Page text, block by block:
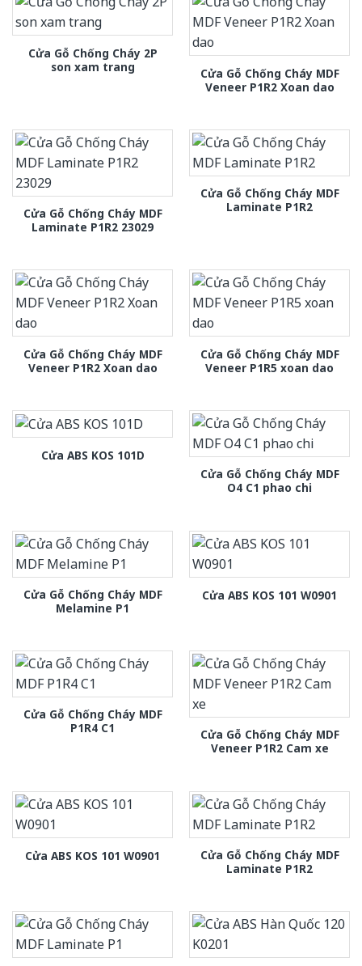
Cửa Gỗ Chống Cháy 2P
son xam trang
Cửa Gỗ Chống Cháy MDF
Veneer P1R2 Xoan dao
Cửa Gỗ Chống Cháy MDF
Laminate P1R2 23029
Cửa Gỗ Chống Cháy MDF
Laminate P1R2
Cửa Gỗ Chống Cháy MDF
Veneer P1R2 Xoan dao
Cửa Gỗ Chống Cháy MDF
Veneer P1R5 xoan dao
Cửa ABS KOS 101D
Cửa Gỗ Chống Cháy MDF
O4 C1 phao chi
Cửa Gỗ Chống Cháy MDF
Melamine P1
Cửa ABS KOS 101 W0901
Cửa Gỗ Chống Cháy MDF
P1R4 C1
Cửa Gỗ Chống Cháy MDF
Veneer P1R2 Cam xe
Cửa ABS KOS 101 W0901
Cửa Gỗ Chống Cháy MDF
Laminate P1R2